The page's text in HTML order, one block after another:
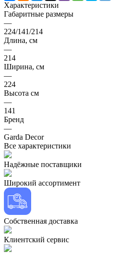
Характеристики
Габаритные размеры
—
224/141/214
Длина, см
—
214
Ширина, см
—
224
Высота см
—
141
Бренд
—
Garda Decor
Все характеристики
Надёжные поставщики
Широкий ассортимент
Собственная доставка
Клиентский сервис